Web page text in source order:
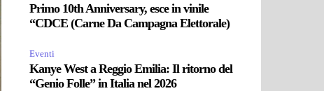
Primo 10th Anniversary, esce in vinile
“CDCE (Carne Da Campagna Elettorale)
Eventi
Kanye West a Reggio Emilia: Il ritorno del
“Genio Folle” in Italia nel 2026